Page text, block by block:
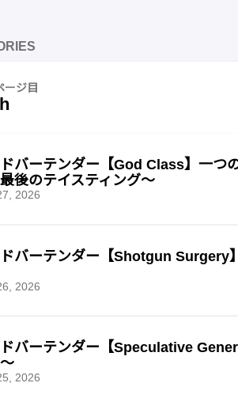
ージ目
バーテンダー【God Class】一つ
最後のテイスティング〜
2026
バーテンダー【Shotgun Surgery
2026
バーテンダー【Speculative
2026